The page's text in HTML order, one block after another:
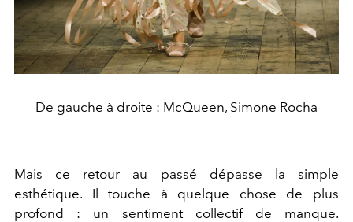
De gauche à droite : McQueen, Simone Rocha
Mais ce retour au passé dépasse la simple
esthétique. Il touche à quelque chose de plus
profond : un sentiment collectif de manque.